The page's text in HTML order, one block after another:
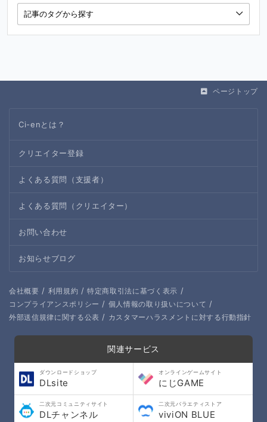
ページトップ
Ci-enとは？
クリエイター登録
よくある質問（支援者）
よくある質問（クリエイター）
お問い合わせ
お知らせブログ
会社概要 / 利用規約 / 特定商取引法に基づく表示 /
コンプライアンスポリシー / 個人情報の取り扱いについて /
外部送信規律に関する公表 / カスタマーハラスメントに対する行動指針
関連サービス
ダウンロードショップ
DLsite
オンラインゲームサイト
にじGAME
二次元コミュニティサイト
DLチャンネル
二次元バラエティストア
viviON BLUE